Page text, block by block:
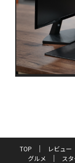
TOP レビュー
グルメ
ス